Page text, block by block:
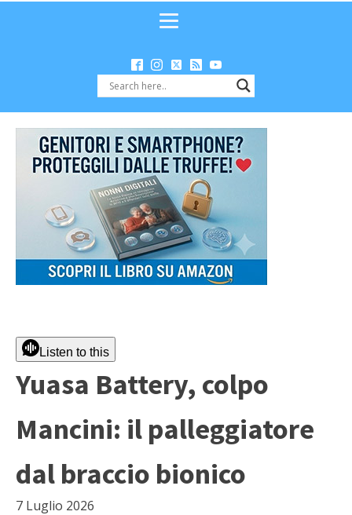
Listen to this
Yuasa Battery, colpo
Mancini: il palleggiatore
dal braccio bionico
7 Luglio 2026